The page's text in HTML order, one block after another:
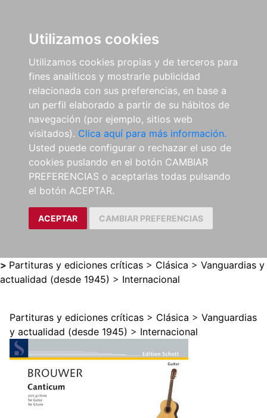
Utilizamos cookies
Utilizamos cookies propias y de terceros para
fines analíticos y mostrarle publicidad
relacionada con sus preferencias, en base a
un perfil elaborado a partir de su hábitos de
navegación (por ejemplo, sitios web
visitados). Clica aquí para más información.
Usted puede configurar o rechazar el uso de
cookies puslando en el botón CAMBIAR
PREFERENCIAS o aceptarlas todas pulsando
el botón ACEPTAR.
ACEPTAR CAMBIAR PREFERENCIAS
> Partituras y ediciones críticas > Clásica > Vanguardias y
actualidad (desde 1945) > Internacional
Partituras y ediciones críticas > Clásica > Vanguardias
y actualidad (desde 1945) > Internacional